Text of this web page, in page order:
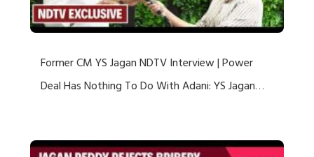
Former CM YS Jagan NDTV Interview | Power
Deal Has Nothing To Do With Adani: YS Jagan